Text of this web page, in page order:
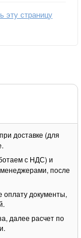
эту страницу
доставке (для
с НДС) и
после
документы,
далее расчет по